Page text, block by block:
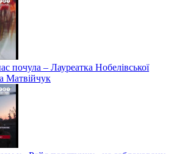
почула – Лауреатка Нобелівської
Матвійчук